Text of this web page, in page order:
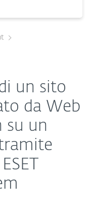
un sito
da Web
su un